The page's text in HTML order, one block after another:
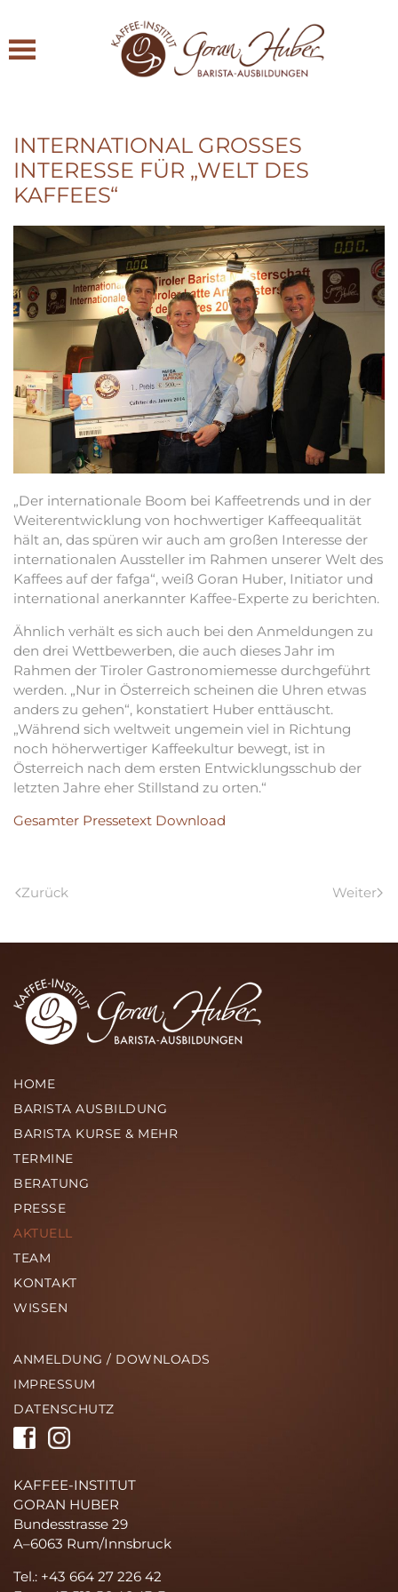
Zum Hauptinhalt springen
INTERNATIONAL GROSSES I
NTERESSE FÜR „WELT DES K
AFFEES“
„Der internationale Boom bei Kaffeetrends und in der
Weiterentwicklung von hochwertiger Kaffeequalität
hält an, das spüren wir auch am großen Interesse der
internationalen Aussteller im Rahmen unserer Welt des
Kaffees auf der fafga“, weiß Goran Huber, Initiator und
international anerkannter Kaffee-Experte zu berichten.
Ähnlich verhält es sich auch bei den Anmeldungen zu
den drei Wettbewerben, die auch dieses Jahr im
Rahmen der Tiroler Gastronomiemesse durchgeführt
werden. „Nur in Österreich scheinen die Uhren etwas
anders zu gehen“, konstatiert Huber enttäuscht.
„Während sich weltweit ungemein viel in Richtung
noch höherwertiger Kaffeekultur bewegt, ist in
Österreich nach dem ersten Entwicklungsschub der
letzten Jahre eher Stillstand zu orten.“
Gesamter Pressetext Download
Zurück Weiter
HOME
BARISTA AUSBILDUNG
BARISTA KURSE & MEHR
TERMINE
BERATUNG
PRESSE
AKTUELL
TEAM
KONTAKT
WISSEN
ANMELDUNG / DOWNLOADS
IMPRESSUM
DATENSCHUTZ
KAFFEE-INSTITUT
GORAN HUBER
Bundesstrasse 29
A–6063 Rum/Innsbruck
Tel.: +43 664 27 226 42